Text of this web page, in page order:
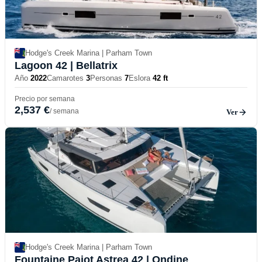
Hodge's Creek Marina | Parham Town
Lagoon 42 | Bellatrix
Año 2022Camarotes 3Personas 7Eslora 42 ft
Precio por semana
2,537 €/ semana Ver
Hodge's Creek Marina | Parham Town
Fountaine Pajot Astrea 42 | Ondine